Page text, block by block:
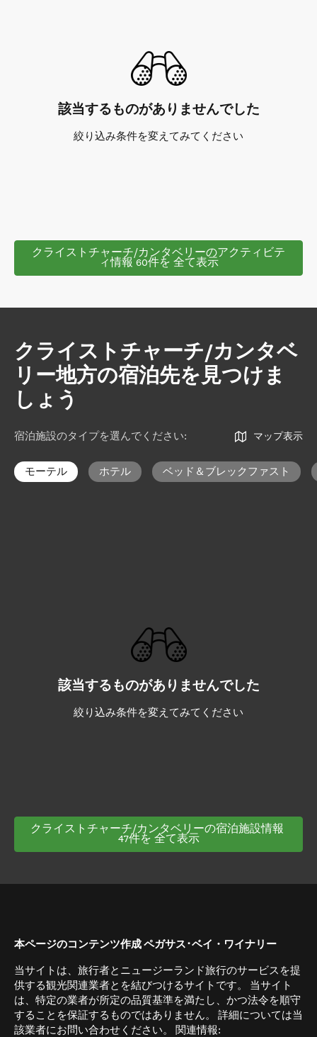
該当するものがありませんでした
絞り込み条件を変えてみてください
クライストチャーチ/カンタベリーのアクティビテ
ィ情報 60件を 全て表示
クライストチャーチ/カンタベ
リー地方の宿泊先を見つけま
しょう
宿泊施設のタイプを選んでください: マップ表示
モーテル ホテル ベッド＆ブレックファスト
該当するものがありませんでした
絞り込み条件を変えてみてください
クライストチャーチ/カンタベリーの宿泊施設情報
47件を 全て表示
本ページのコンテンツ作成 ペガサス･ベイ・ワイナリー
当サイトは、旅行者とニュージーランド旅行のサービスを提
供する観光関連業者とを結びつけるサイトです。 当サイト
は、特定の業者が所定の品質基準を満たし、かつ法令を順守
することを保証するものではありません。 詳細については当
該業者にお問い合わせください。 関連情報: